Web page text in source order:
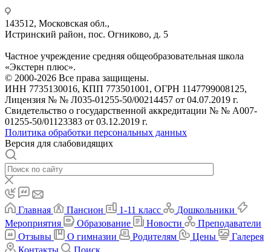
143512, Московская обл.,
Истринский район, пос. Огниково, д. 5
Частное учреждение средняя общеобразовательная школа
«Экстерн плюс».
© 2000-2026 Все права защищены.
ИНН 7735130016, КПП 773501001, ОГРН 1147799008125,
Лицензия № № Л035-01255-50/00214457 от 04.07.2019 г.
Свидетельство о государственной аккредитации № № А007-
01255-50/01123383 от 03.12.2019 г.
Политика обработки персональных данных
Версия для слабовидящих
Главная Пансион 1-11 класс
Дошкольники
Мероприятия
Образование Новости
Преподаватели
Отзывы
О гимназии Родителям Цены
Галерея
Контакты
Поиск